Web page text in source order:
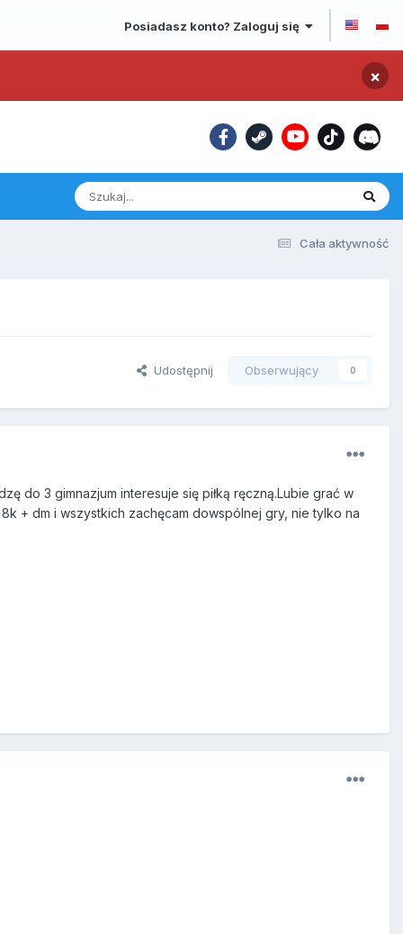
Posiadasz konto? Zaloguj się
×
Cała aktywność
Udostępnij Obserwujący 0
do 3 gimnazjum interesuje się piłką ręczną.Lubie grać w
+ dm i wszystkich zachęcam dowspólnej gry, nie tylko na